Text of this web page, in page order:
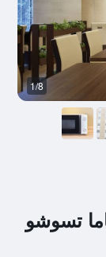
تسوشو
1/8